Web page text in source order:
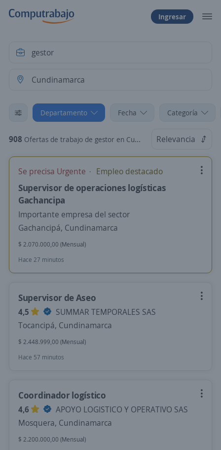
Ingresar
Departamento Fecha Categoría
908 Ofertas de trabajo de gestor en Cundinamarca Relevancia
Se precisa Urgente Empleo destacado
Supervisor de operaciones logísticas
Gachancipa
Importante empresa del sector
Gachancipá, Cundinamarca
$ 2.070.000,00 (Mensual)
Hace 27 minutos
Supervisor de Aseo
4,5
SUMMAR TEMPORALES SAS
Tocancipá, Cundinamarca
$ 2.448.999,00 (Mensual)
Hace 57 minutos
Coordinador logístico
4,6
APOYO LOGISTICO Y OPERATIVO SAS
Mosquera, Cundinamarca
$ 2.200.000,00 (Mensual)